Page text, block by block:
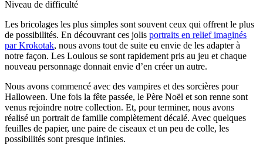
Niveau de difficulté
Les bricolages les plus simples sont souvent ceux qui offrent le plus
de possibilités. En découvrant ces jolis portraits en relief imaginés
par Krokotak, nous avons tout de suite eu envie de les adapter à
notre façon. Les Loulous se sont rapidement pris au jeu et chaque
nouveau personnage donnait envie d’en créer un autre.
Nous avons commencé avec des vampires et des sorcières pour
Halloween. Une fois la fête passée, le Père Noël et son renne sont
venus rejoindre notre collection. Et, pour terminer, nous avons
réalisé un portrait de famille complètement décalé. Avec quelques
feuilles de papier, une paire de ciseaux et un peu de colle, les
possibilités sont presque infinies.